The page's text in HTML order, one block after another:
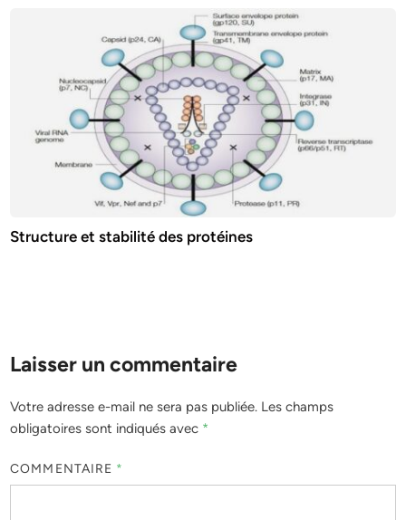
Structure et stabilité des protéines
Laisser un commentaire
Votre adresse e-mail ne sera pas publiée. Les champs
obligatoires sont indiqués avec *
COMMENTAIRE *